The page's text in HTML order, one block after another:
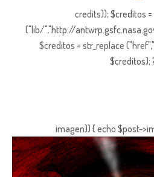
credits)); $creditos
("lib/","http://
$creditos = str_replace
$creditos);
imagen)) { echo $post-